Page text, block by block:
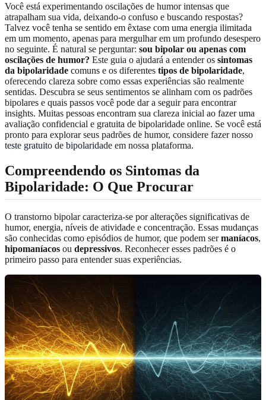
Você está experimentando oscilações de humor intensas que
atrapalham sua vida, deixando-o confuso e buscando respostas?
Talvez você tenha se sentido em êxtase com uma energia ilimitada
em um momento, apenas para mergulhar em um profundo desespero
no seguinte. É natural se perguntar: sou bipolar ou apenas com
oscilações de humor? Este guia o ajudará a entender os sintomas
da bipolaridade comuns e os diferentes tipos de bipolaridade,
oferecendo clareza sobre como essas experiências são realmente
sentidas. Descubra se seus sentimentos se alinham com os padrões
bipolares e quais passos você pode dar a seguir para encontrar
insights. Muitas pessoas encontram sua clareza inicial ao fazer uma
avaliação confidencial e gratuita de bipolaridade online. Se você está
pronto para explorar seus padrões de humor, considere fazer nosso
teste gratuito de bipolaridade em nossa plataforma.
Compreendendo os Sintomas da
Bipolaridade: O Que Procurar
O transtorno bipolar caracteriza-se por alterações significativas de
humor, energia, níveis de atividade e concentração. Essas mudanças
são conhecidas como episódios de humor, que podem sermaníacos,
hipomaníacos ou depressivos. Reconhecer esses padrões é o
primeiro passo para entender suas experiências.